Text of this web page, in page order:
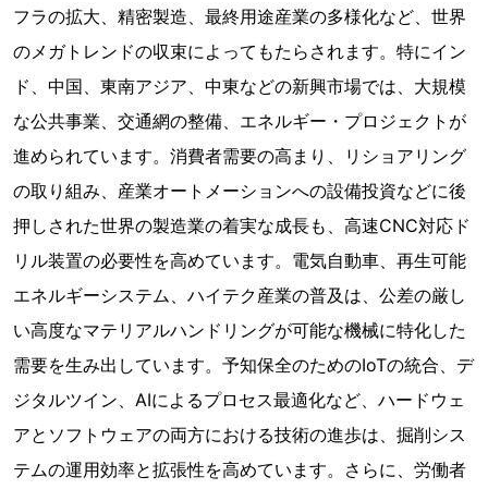
フラの拡大、精密製造、最終用途産業の多様化など、世界
のメガトレンドの収束によってもたらされます。特にイン
ド、中国、東南アジア、中東などの新興市場では、大規模
な公共事業、交通網の整備、エネルギー・プロジェクトが
進められています。消費者需要の高まり、リショアリング
の取り組み、産業オートメーションへの設備投資などに後
押しされた世界の製造業の着実な成長も、高速CNC対応ド
リル装置の必要性を高めています。電気自動車、再生可能
エネルギーシステム、ハイテク産業の普及は、公差の厳し
い高度なマテリアルハンドリングが可能な機械に特化した
需要を生み出しています。予知保全のためのIoTの統合、デ
ジタルツイン、AIによるプロセス最適化など、ハードウェ
アとソフトウェアの両方における技術の進歩は、掘削シス
テムの運用効率と拡張性を高めています。さらに、労働者